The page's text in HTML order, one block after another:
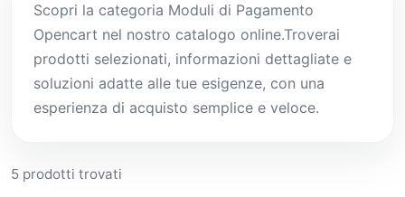
Scopri la categoria Moduli di Pagamento
Opencart nel nostro catalogo online.Troverai
prodotti selezionati, informazioni dettagliate e
soluzioni adatte alle tue esigenze, con una
esperienza di acquisto semplice e veloce.
5 prodotti trovati